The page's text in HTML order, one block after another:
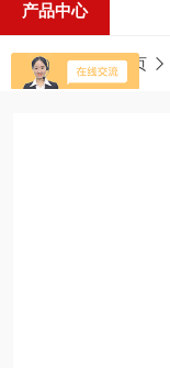
产品中心
当前位置：首页